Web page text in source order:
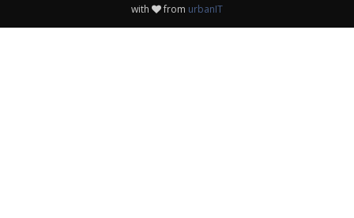
with from urbanIT